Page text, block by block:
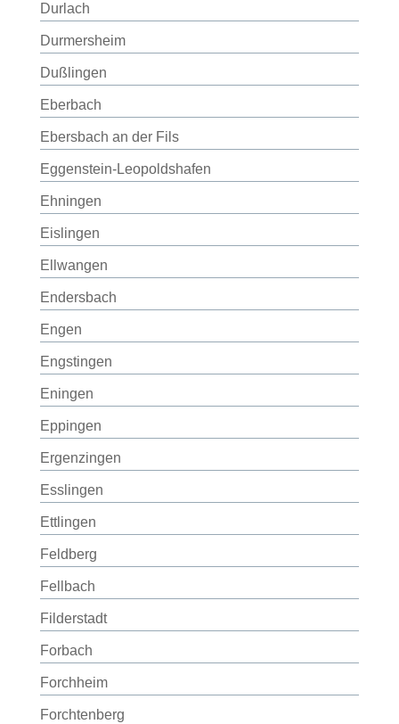
Durlach
Durmersheim
Dußlingen
Eberbach
Ebersbach an der Fils
Eggenstein-Leopoldshafen
Ehningen
Eislingen
Ellwangen
Endersbach
Engen
Engstingen
Eningen
Eppingen
Ergenzingen
Esslingen
Ettlingen
Feldberg
Fellbach
Filderstadt
Forbach
Forchheim
Forchtenberg